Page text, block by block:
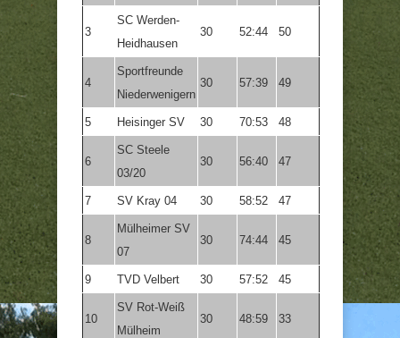
3
SC Werden-
Heidhausen
30 52:44 50
4
Sportfreunde
Niederwenigern
30 57:39 49
5 Heisinger SV 30 70:53 48
6
SC Steele
03/20
30 56:40 47
7 SV Kray 04 30 58:52 47
8
Mülheimer SV
07
30 74:44 45
9 TVD Velbert 30 57:52 45
10
SV Rot-Weiß
Mülheim
30 48:59 33